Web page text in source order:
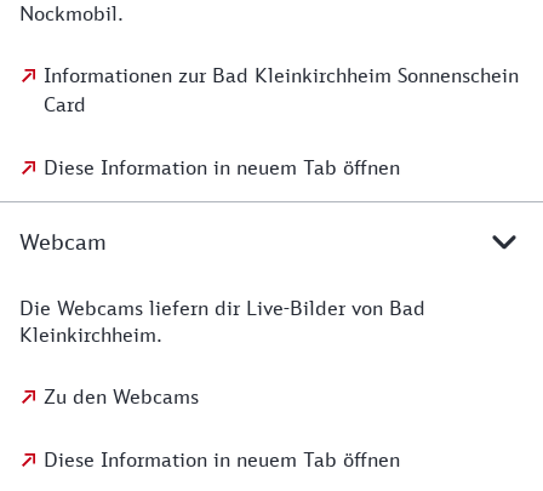
Nockmobil.
Informationen zur Bad Kleinkirchheim Sonnenschein
Card
Diese Information in neuem Tab öffnen
Webcam
Die Webcams liefern dir Live-Bilder von Bad
Kleinkirchheim.
Zu den Webcams
Diese Information in neuem Tab öffnen